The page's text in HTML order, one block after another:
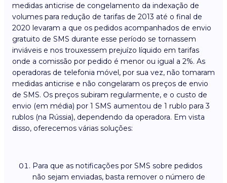
medidas anticrise de congelamento da indexação de
volumes para redução de tarifas de 2013 até o final de
2020 levaram a que os pedidos acompanhados de envio
gratuito de SMS durante esse período se tornassem
inviáveis e nos trouxessem prejuízo líquido em tarifas
onde a comissão por pedido é menor ou igual a 2%. As
operadoras de telefonia móvel, por sua vez, não tomaram
medidas anticrise e não congelaram os preços de envio
de SMS. Os preços subiram regularmente, e o custo de
envio (em média) por 1 SMS aumentou de 1 rublo para 3
rublos (na Rússia), dependendo da operadora. Em vista
disso, oferecemos várias soluções:
Para que as notificações por SMS sobre pedidos
não sejam enviadas, basta remover o número de